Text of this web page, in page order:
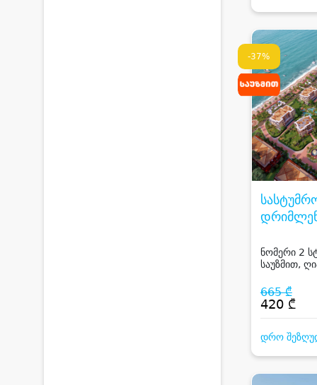
-37%
HOTEL
ნომერი 2
საუზმით,
სასტუმროში
665 ₾
420 ₾
დრო